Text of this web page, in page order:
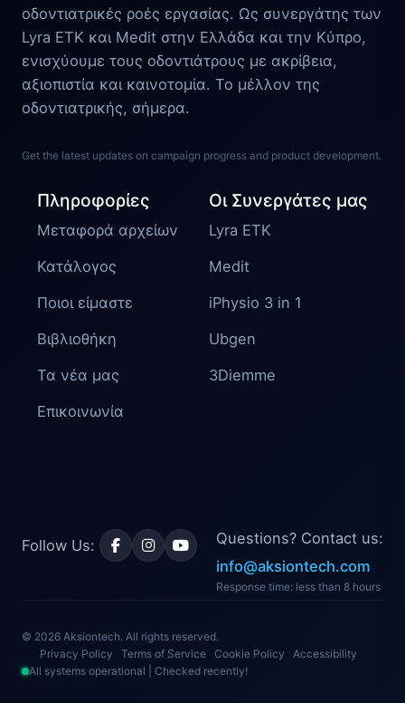
οδοντιατρικές ροές εργασίας. Ως συνεργάτης των
Lyra ETK και Medit στην Ελλάδα και την Κύπρο,
ενισχύουμε τους οδοντιάτρους με ακρίβεια,
αξιοπιστία και καινοτομία. Το μέλλον της
οδοντιατρικής, σήμερα.
Get the latest updates on campaign progress and product development.
Πληροφορίες
Μεταφορά αρχείων
Κατάλογος
Ποιοι είμαστε
Βιβλιοθήκη
Τα νέα μας
Επικοινωνία
Οι Συνεργάτες μας
Lyra ETK
Medit
iPhysio 3 in 1
Ubgen
3Diemme
Follow Us:
Questions? Contact us:
info@aksiontech.com
Response time: less than 8 hours
© 2026 Aksiontech. All rights reserved.
Privacy Policy
Terms of Service Cookie Policy
Accessibility
All systems operational | Checked recently!